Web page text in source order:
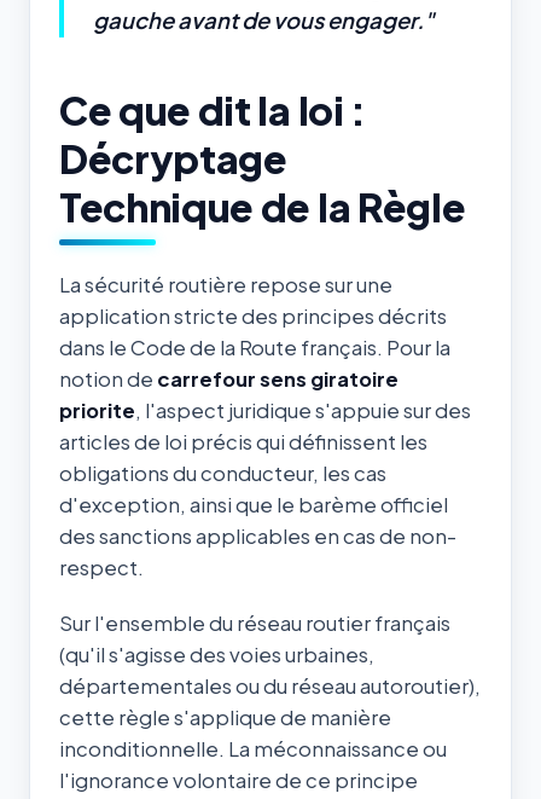
gauche avant de vous engager."
Ce que dit la loi :
Décryptage
Technique de la Règle
La sécurité routière repose sur une
application stricte des principes décrits
dans le Code de la Route français. Pour la
notion de carrefour sens giratoire
priorite, l'aspect juridique s'appuie sur des
articles de loi précis qui définissent les
obligations du conducteur, les cas
d'exception, ainsi que le barème officiel
des sanctions applicables en cas de non-
respect.
Sur l'ensemble du réseau routier français
(qu'il s'agisse des voies urbaines,
départementales ou du réseau autoroutier),
cette règle s'applique de manière
inconditionnelle. La méconnaissance ou
l'ignorance volontaire de ce principe